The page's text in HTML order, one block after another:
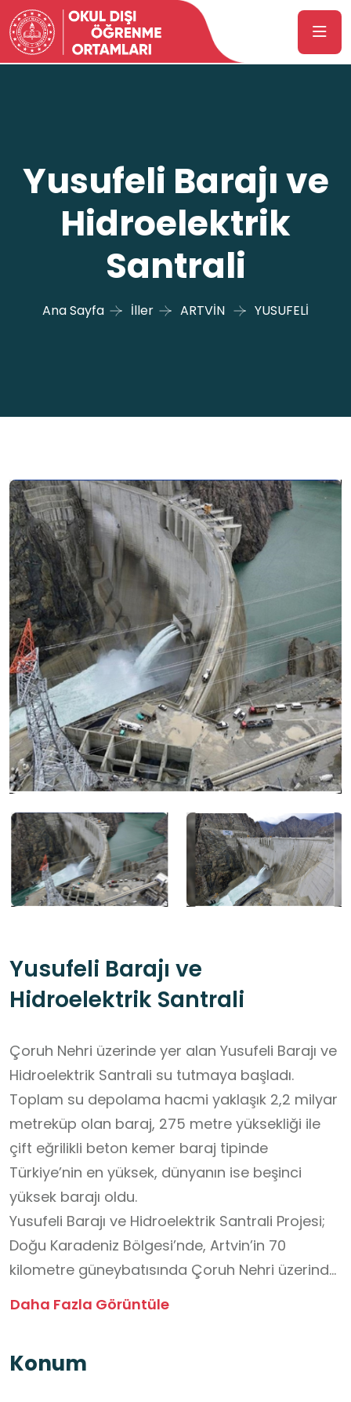
Yusufeli Barajı ve
Hidroelektrik
Santrali
Ana Sayfa İller ARTVİN YUSUFELİ
Yusufeli Barajı ve
Hidroelektrik Santrali
Çoruh Nehri üzerinde yer alan Yusufeli Barajı ve
Hidroelektrik Santrali su tutmaya başladı.
Toplam su depolama hacmi yaklaşık 2,2 milyar
metreküp olan baraj, 275 metre yüksekliği ile
çift eğrilikli beton kemer baraj tipinde
Türkiye’nin en yüksek, dünyanın ise beşinci
yüksek barajı oldu.
Yusufeli Barajı ve Hidroelektrik Santrali Projesi;
Doğu Karadeniz Bölgesi’nde, Artvin’in 70
kilometre güneybatısında Çoruh Nehri üzerinde
yer almaktadır. 275 metre yüksekliği ile çift
Barajın toplam su depolama hacmi yaklaşık 2,2
Daha Fazla Görüntüle
Konum